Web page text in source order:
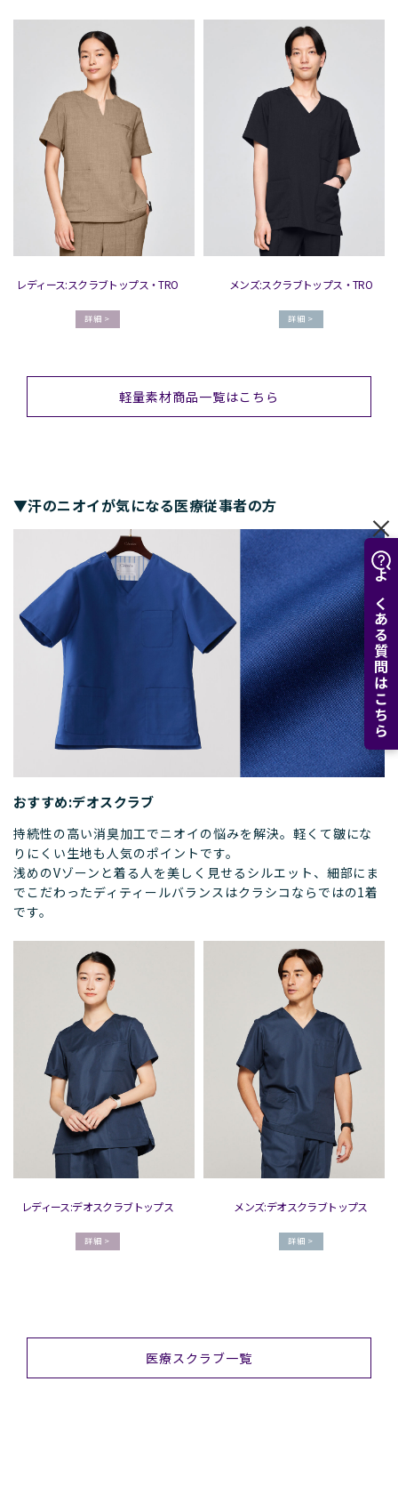
よくある質問はこちら
レディース:スクラブトップス・TRO
詳細 >
メンズ:スクラブトップス・TRO
詳細 >
軽量素材商品一覧はこちら
▼汗のニオイが気になる医療従事者の方
おすすめ:デオスクラブ
持続性の高い消臭加工でニオイの悩みを解決。軽くて皺にな
りにくい生地も人気のポイントです。
浅めのVゾーンと着る人を美しく見せるシルエット、細部にま
でこだわったディティールバランスはクラシコならではの1着
です。
レディース:デオスクラブトップス
詳細 >
メンズ:デオスクラブトップス
詳細 >
医療スクラブ一覧